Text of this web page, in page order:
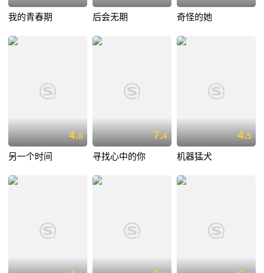
我的青春期 后会无期 奇怪的她
4.8
另一个时间
7.4
寻找心中的你
4.5
机器猛犬